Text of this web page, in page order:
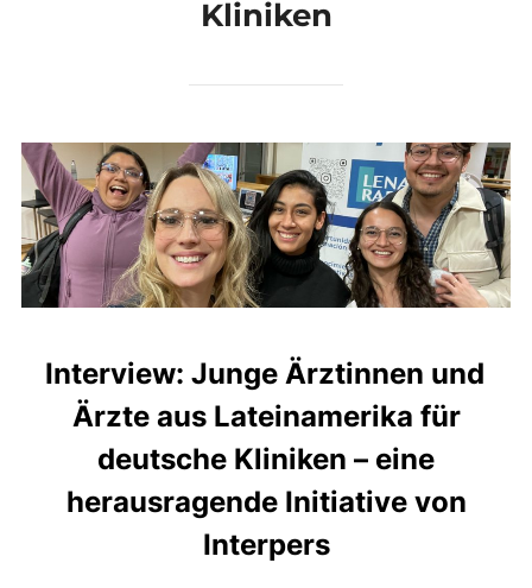
Kliniken
Interview: Junge Ärztinnen und
Ärzte aus Lateinamerika für
deutsche Kliniken – eine
herausragende Initiative von
Interpers